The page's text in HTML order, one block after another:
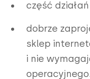
część
dobrze
sklep
i nie
operacyjnego.